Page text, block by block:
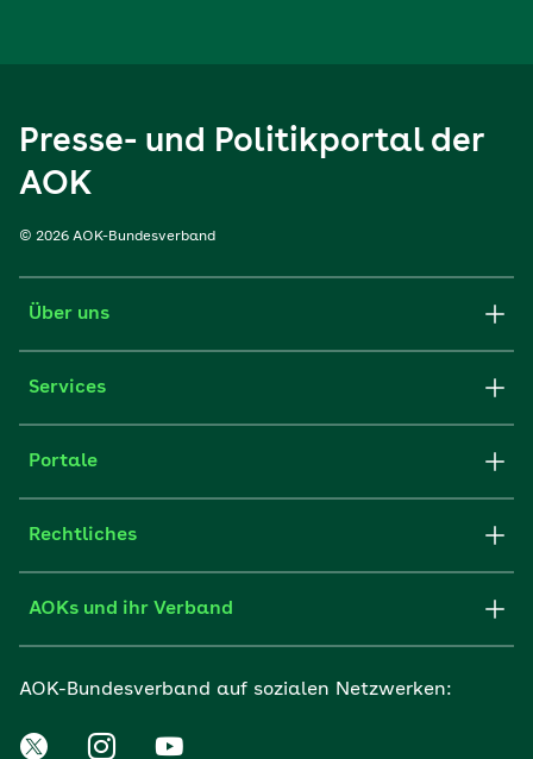
Presse- und Politikportal der
AOK
© 2026 AOK-Bundesverband
Über uns
Services
Portale
Rechtliches
AOKs und ihr Verband
AOK-Bundesverband auf sozialen Netzwerken: